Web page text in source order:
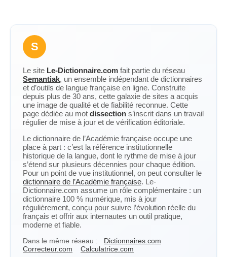
S
Le site Le-Dictionnaire.com fait partie du réseau
Semantiak, un ensemble indépendant de dictionnaires
et d’outils de langue française en ligne. Construite
depuis plus de 30 ans, cette galaxie de sites a acquis
une image de qualité et de fiabilité reconnue. Cette
page dédiée au mot dissection s’inscrit dans un travail
régulier de mise à jour et de vérification éditoriale.
Le dictionnaire de l’Académie française occupe une
place à part : c’est la référence institutionnelle
historique de la langue, dont le rythme de mise à jour
s’étend sur plusieurs décennies pour chaque édition.
Pour un point de vue institutionnel, on peut consulter le
dictionnaire de l’Académie française. Le-
Dictionnaire.com assume un rôle complémentaire : un
dictionnaire 100 % numérique, mis à jour
régulièrement, conçu pour suivre l’évolution réelle du
français et offrir aux internautes un outil pratique,
moderne et fiable.
Dans le même réseau :
Dictionnaires.com
Correcteur.com
Calculatrice.com